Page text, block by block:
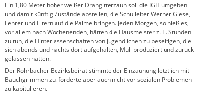
Ein 1,80 Meter hoher weißer Drahgitterzaun soll die IGH umgeben
und damit künftig Zustände abstellen, die Schulleiter Werner Giese,
Lehrer und Eltern auf die Palme bringen. Jeden Morgen, so hieß es,
vor allem nach Wochenenden, hätten die Hausmeister z. T. Stunden
zu tun, die Hinterlassenschaften von Jugendlichen zu beseitigen, die
sich abends und nachts dort aufgehalten, Müll produziert und zurück
gelassen hätten.
Der Rohrbacher Bezirksbeirat stimmte der Einzäunung letztlich mit
Bauchgrimmen zu, forderte aber auch nicht vor sozialen Problemen
zu kapitulieren.